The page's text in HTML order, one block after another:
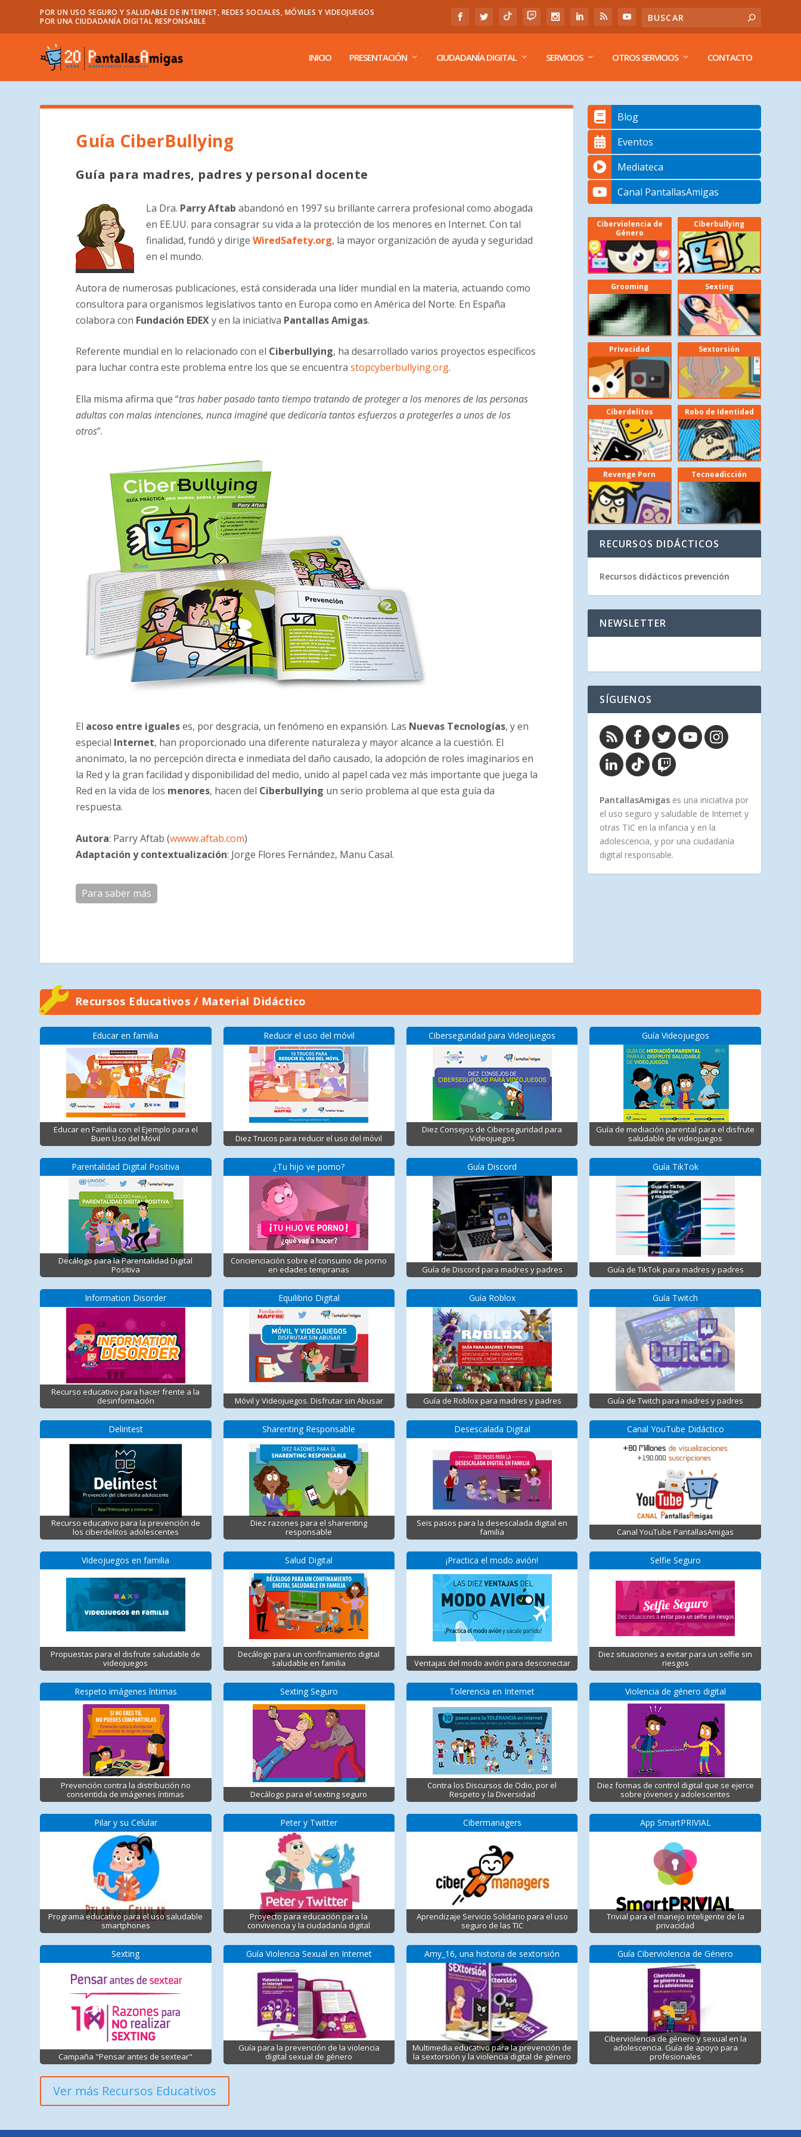
POR UN USO SEGURO Y SALUDABLE DE INTERNET, REDES SOCIALES, MÓVILES Y VIDEOJUEGOS
POR UNA CIUDADANÍA DIGITAL RESPONSABLE
INICIO PRESENTACIÓN CIUDADANÍA DIGITAL SERVICIOS OTROS SERVICIOS CONTACTO
Guía CiberBullying
Guía para madres, padres y personal docente
La Dra. Parry Aftab abandonó en 1997 su brillante carrera profesional como abogada
en EE.UU. para consagrar su vida a la protección de los menores en Internet. Con tal
finalidad, fundó y dirigeWiredSafety.org, la mayor organización de ayuda y seguridad
en el mundo.
Autora de numerosas publicaciones, está considerada una líder mundial en la materia, actuando como
consultora para organismos legislativos tanto en Europa como en América del Norte. En España
colabora con Fundación EDEXyen la iniciativa Pantallas Amigas.
Referente mundial en lo relacionado con el Ciberbullying, ha desarrollado varios proyectos específicos
para luchar contra este problema entre los que se encuentrastopcyberbullying.org.
Ella misma afirma que “tras haber pasado tanto tiempo tratando de proteger a los menores de las personas
adultas con malas intenciones, nunca imaginé que dedicaría tantos esfuerzos a protegerles a unos de los
otros”.
El acoso entre igualeses, por desgracia, un fenómeno en expansión. Las Nuevas Tecnologías, y en
especial Internet, han proporcionado una diferente naturaleza y mayor alcance a la cuestión. El
anonimato, la no percepción directa e inmediata del daño causado, la adopción de roles imaginarios en
la Red y la gran facilidad y disponibilidad del medio, unido al papel cada vez más importante que juega la
Red en la vida de los menores, hacen del Ciberbullying un serio problema al que esta guía da
respuesta.
Autora: Parry Aftab (wwww.aftab.com)
Adaptación y contextualización: Jorge Flores Fernández, Manu Casal.
Para saber más
Blog
Eventos
Mediateca
Canal PantallasAmigas
Ciberviolencia de
Género
Ciberbullying
Grooming Sexting
Privacidad Sextorsión
Ciberdelitos Robo de Identidad
Revenge Porn Tecnoadicción
RECURSOS DIDÁCTICOS
Recursos didácticos prevención
NEWSLETTER
SÍGUENOS
PantallasAmigas es una iniciativa por
el uso seguro y saludable de Internet y
otras TIC en la infancia y en la
adolescencia, y por una ciudadanía
digital responsable.
Recursos Educativos / Material Didáctico
Educar en familia
Educar en Familia con el Ejemplo para el
Buen Uso del Móvil
Parentalidad Digital Positiva
Decálogo para la Parentalidad Digital
Positiva
Information Disorder
Recurso educativo para hacer frente a la
desinformación
Delintest
Recurso educativo para la prevención de
los ciberdelitos adolescentes
Videojuegos en familia
Propuestas para el disfrute saludable de
videojuegos
Respeto imágenes íntimas
Prevención contra la distribución no
consentida de imágenes íntimas
Pilar y su Celular
Programa educativo para el uso saludable
smartphones
Sexting
Campaña "Pensar antes de sextear"
Reducir el uso del móvil
Diez Trucos para reducir el uso del móvil
¿Tu hijo ve porno?
Concienciación sobre el consumo de porno
en edades tempranas
Equilibrio Digital
Móvil y Videojuegos. Disfrutar sin Abusar
Sharenting Responsable
Diez razones para el sharenting
responsable
Salud Digital
Decálogo para un confinamiento digital
saludable en familia
Sexting Seguro
Decálogo para el sexting seguro
Peter y Twitter
Proyecto para educación para la
convivencia y la ciudadanía digital
Guía Violencia Sexual en Internet
Guía para la prevención de la violencia
digital sexual de género
Ciberseguridad para Videojuegos
Diez Consejos de Ciberseguridad para
Videojuegos
Guía Discord
Guía de Discord para madres y padres
Guía Roblox
Guía de Roblox para madres y padres
Desescalada Digital
Seis pasos para la desescalada digital en
familia
¡Practica el modo avión!
Ventajas del modo avión para desconectar
Tolerencia en Internet
Contra los Discursos de Odio, por el
Respeto y la Diversidad
Cibermanagers
Aprendizaje Servicio Solidario para el uso
seguro de las TIC
Amy_16, una historia de sextorsión
Multimedia educativo para la prevención de
la sextorsión y la violencia digital de género
Guía Videojuegos
Guía de mediación parental para el disfrute
saludable de videojuegos
Guía TikTok
Guía de TikTok para madres y padres
Guía Twitch
Guía de Twitch para madres y padres
Canal YouTube Didáctico
Canal YouTube PantallasAmigas
Selfie Seguro
Diez situaciones a evitar para un selfie sin
riesgos
Violencia de género digital
Diez formas de control digital que se ejerce
sobre jóvenes y adolescentes
App SmartPRIVIAL
Trivial para el manejo inteligente de la
privacidad
Guía Ciberviolencia de Género
Ciberviolencia de género y sexual en la
adolescencia. Guía de apoyo para
profesionales
Ver más Recursos Educativos